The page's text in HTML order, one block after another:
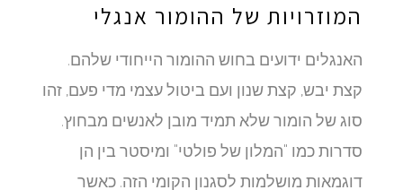
המוזרויות של ההומור אנגלי
האנגלים ידועים בחוש ההומור הייחודי שלהם.
קצת יבש, קצת שנון ועם ביטול עצמי מדי פעם, זהו
סוג של הומור שלא תמיד מובן לאנשים מבחוץ.
סדרות כמו "המלון של פולטי" ומיסטר בין הן
דוגמאות מושלמות לסגנון הקומי הזה. כאשר